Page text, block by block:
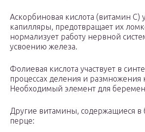
Аскорбиновая кислота (витамин С)
капилляры, предотвращает их
нормализует работу нервной
усвоению железа.
Фолиевая кислота участвует в
процессах деления и размножения
Необходимый элемент для
Другие витамины, содержащиеся в
перце: